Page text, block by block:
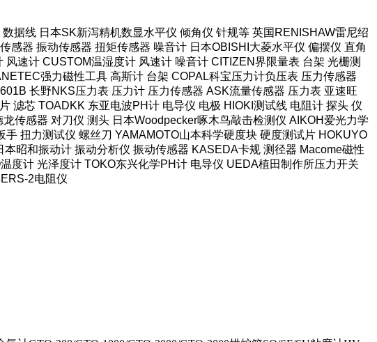
据线 日本SK新泻精机数显水平仪 倾角仪 针规等 英国RENISHAW雷尼绍
感器 振动传感器 扭矩传感器 噪音计 日本OBISHI大菱水平仪 偏摆仪 直角
速计 CUSTOM温湿度计 风速计 噪音计 CITIZEN界限量表 台架 光栅测
强力磁性工具 高斯计 台架 COPAL科宝压力计负压表 压力传感器
长野NKS压力表 压力计 压力传感器 ASK流量传感器 压力表 亚速旺
滤芯 TOADKK 东亚电波PH计 电导仪 电极 HIOKI测试线 电阻计 探头 仪
传感器 对刀仪 测头 日本Woodpecker啄木鸟敲击检测仪 AIKOH爱光力学
扭力测试仪 螺丝刀 YAMAMOTO山本科学硬度块 硬度测试片 HOKUYO
昭和振动计 振动分析仪 振动传感器 KASEDA卡规 测径器 Macome磁性
度计 光泽度计 TOKO东兴化学PH计 电导仪 UEDA植田制作所压力开关
2电阻仪